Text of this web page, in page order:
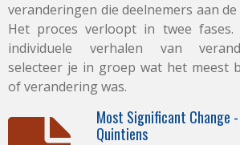
veranderingen die deelnemers aan
Het proces verloopt in twee fases.
individuele verhalen van
selecteer je in groep wat het meest
of verandering was.
Most Significant Change
Quintiens